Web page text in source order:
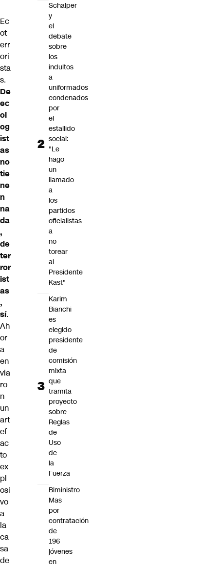
Ec
ot
err
ori
sta
s.
De
ec
ol
og
ist
as
no
tie
ne
n
na
da
,
de
ter
ror
ist
as
,
sí.
Ah
or
a
en
via
ro
n
un
art
ef
ac
to
ex
pl
osi
vo
a
la
ca
sa
de
Schalper
y
el
debate
sobre
los
indultos
a
uniformados
condenados
por
el
estallido
social:
"Le
hago
un
llamado
a
los
partidos
oficialistas
a
no
torear
al
Presidente
Kast"
Karim
Bianchi
es
elegido
presidente
de
comisión
mixta
que
tramita
proyecto
sobre
Reglas
de
Uso
de
la
Fuerza
Biministro
Mas
por
contratación
de
196
jóvenes
en